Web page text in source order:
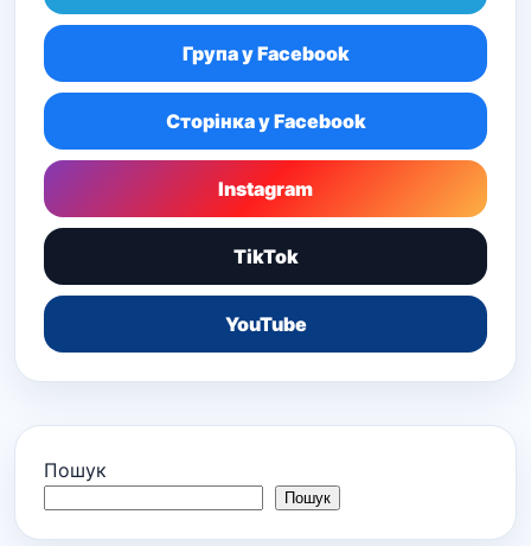
Група у Facebook
Сторінка у Facebook
Instagram
TikTok
YouTube
Пошук
Пошук